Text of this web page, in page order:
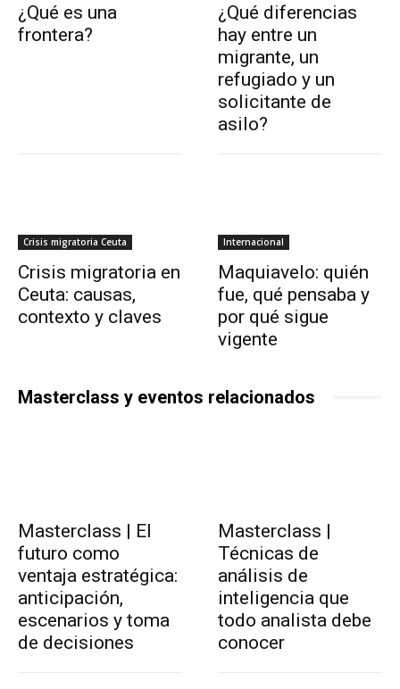
¿Qué es una
frontera?
¿Qué diferencias
hay entre un
migrante, un
refugiado y un
solicitante de
asilo?
Crisis migratoria Ceuta
Crisis migratoria en
Ceuta: causas,
contexto y claves
Internacional
Maquiavelo: quién
fue, qué pensaba y
por qué sigue
vigente
Masterclass y eventos relacionados
Masterclass | El
futuro como
ventaja estratégica:
anticipación,
escenarios y toma
de decisiones
Masterclass |
Técnicas de
análisis de
inteligencia que
todo analista debe
conocer